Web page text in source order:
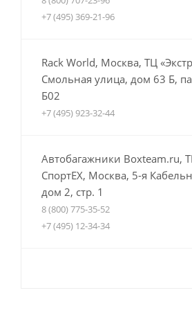
+7 (495) 369-21-96
Rack World, Москва, ТЦ
Смольная улица, дом 63 Б,
Б02
+7 (495) 923-32-44
Автобагажники Boxteam.ru,
СпортЕХ, Москва, 5-я
дом 2, стр. 1
8 (800) 775-35-52
+7 (495) 12-34-34